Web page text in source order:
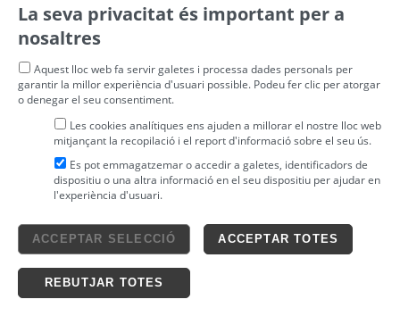
powered by4tickets S.L.
Ticketing solutions
Avís legal
Condicions generals
La seva privacitat és important per a
nosaltres
Aquest lloc web fa servir galetes i processa dades personals per
garantir la millor experiència d'usuari possible. Podeu fer clic per atorgar
o denegar el seu consentiment.
Les cookies analítiques ens ajuden a millorar el nostre lloc web
mitjançant la recopilació i el report d'informació sobre el seu ús.
Es pot emmagatzemar o accedir a galetes, identificadors de
dispositiu o una altra informació en el seu dispositiu per ajudar en
l'experiència d'usuari.
ACCEPTAR TOTES
ACCEPTAR SELECCIÓ
REBUTJAR TOTES